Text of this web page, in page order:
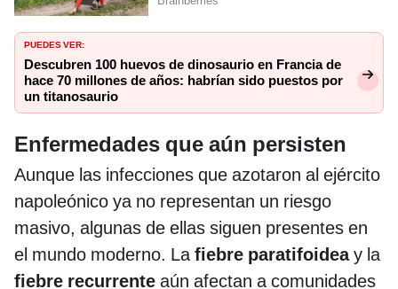
PUEDES VER:
Descubren 100 huevos de dinosaurio en Francia de
hace 70 millones de años: habrían sido puestos por
un titanosaurio
Enfermedades que aún persisten
Aunque las infecciones que azotaron al ejército
napoleónico ya no representan un riesgo
masivo, algunas de ellas siguen presentes en
el mundo moderno. Lafiebre paratifoideay la
fiebre recurrente aún afectan a comunidades